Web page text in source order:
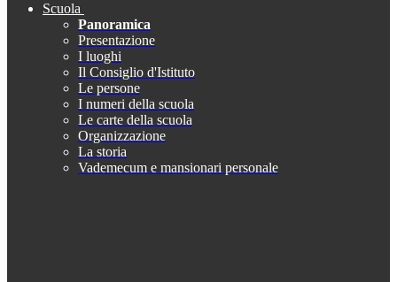
Scuola
Panoramica
Presentazione
I luoghi
Il Consiglio d'Istituto
Le persone
I numeri della scuola
Le carte della scuola
Organizzazione
La storia
Vademecum e mansionari personale